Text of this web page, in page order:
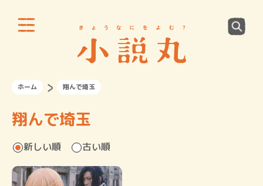
ホーム 翔んで埼玉
翔んで埼玉
新しい順 古い順